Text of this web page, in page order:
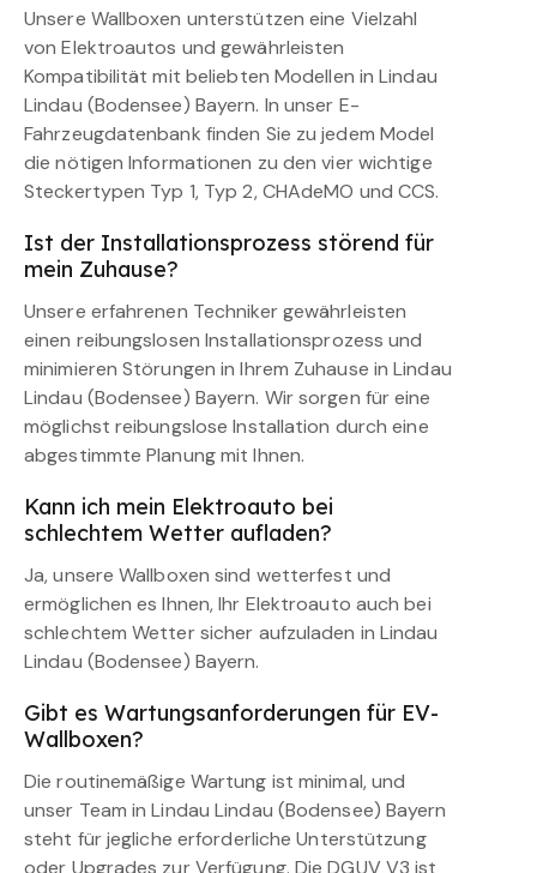
Unsere Wallboxen unterstützen eine Vielzahl
von Elektroautos und gewährleisten
Kompatibilität mit beliebten Modellen in Lindau
Lindau (Bodensee) Bayern. In unser E-
Fahrzeugdatenbank finden Sie zu jedem Model
die nötigen Informationen zu den vier wichtige
Steckertypen Typ 1, Typ 2, CHAdeMO und CCS.
Ist der Installationsprozess störend für
mein Zuhause?
Unsere erfahrenen Techniker gewährleisten
einen reibungslosen Installationsprozess und
minimieren Störungen in Ihrem Zuhause in Lindau
Lindau (Bodensee) Bayern. Wir sorgen für eine
möglichst reibungslose Installation durch eine
abgestimmte Planung mit Ihnen.
Kann ich mein Elektroauto bei
schlechtem Wetter aufladen?
Ja, unsere Wallboxen sind wetterfest und
ermöglichen es Ihnen, Ihr Elektroauto auch bei
schlechtem Wetter sicher aufzuladen in Lindau
Lindau (Bodensee) Bayern.
Gibt es Wartungsanforderungen für EV-
Wallboxen?
Die routinemäßige Wartung ist minimal, und
unser Team in Lindau Lindau (Bodensee) Bayern
steht für jegliche erforderliche Unterstützung
oder Upgrades zur Verfügung. Die DGUV V3 ist